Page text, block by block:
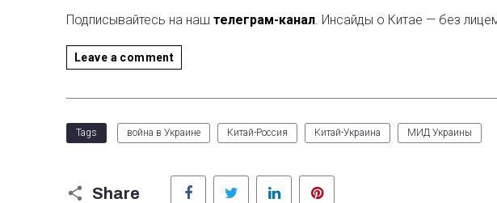
Подписывайтесь на наш телеграм-канал. Инсайды о Китае — без
Leave a comment
Tags война в Украине Китай-Россия Китай-Украина МИД Украины
Share
Facebook Twitter LinkedIn